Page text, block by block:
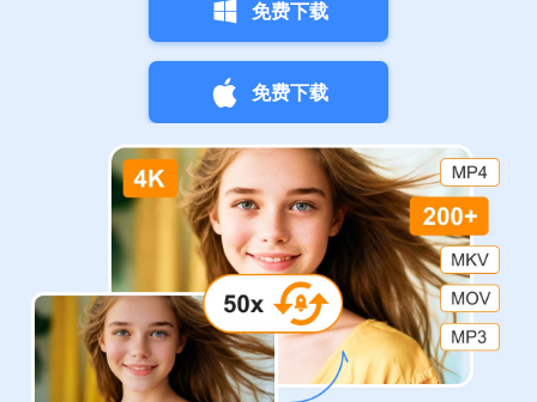
免费下载
免费下载